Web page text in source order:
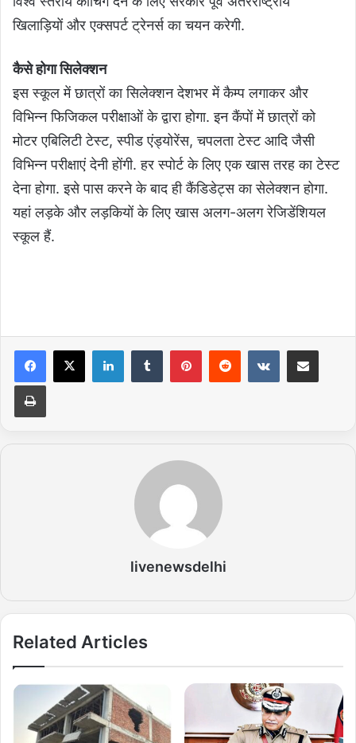
खिलाड़ियों और एक्सपर्ट ट्रेनर्स का चयन करेगी.
कैसे होगा सिलेक्शन
इस स्कूल में छात्रों का सिलेक्शन देशभर में कैम्प लगाकर और
विभिन्न फिजिकल परीक्षाओं के द्वारा होगा. इन कैंपों में छात्रों को
मोटर एबिलिटी टेस्ट, स्पीड एंड्योरेंस, चपलता टेस्ट आदि जैसी
विभिन्न परीक्षाएं देनी होंगी. हर स्पोर्ट के लिए एक खास तरह का टेस्ट
देना होगा. इसे पास करने के बाद ही कैंडिडेट्स का सेलेक्शन होगा.
यहां लड़के और लड़कियों के लिए खास अलग-अलग रेजिडेंशियल
स्कूल हैं.
livenewsdelhi
Related Articles